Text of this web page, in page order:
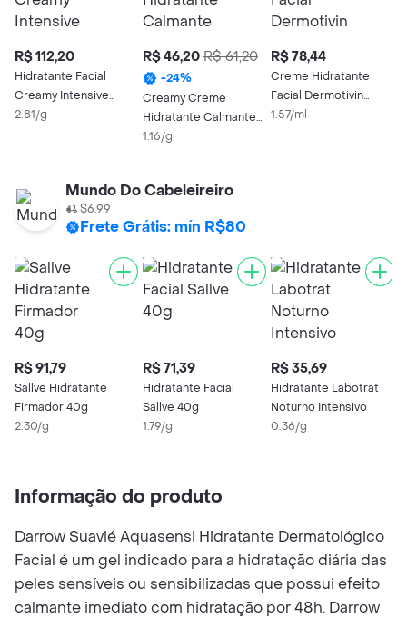
R$ 112,20
Hidratante Facial
Creamy Intensive
Repair 40g
2.81/g
R$ 46,20 R$ 61,20
-24%
Creamy Creme
Hidratante Calmante
40g
1.16/g
R$ 78,44
Creme Hidratante
Facial Dermotivin
Benzac Oil Control
1.57/ml
Mundo Do Cabeleireiro
$6.99
Frete Grátis: mín R$80
R$ 91,79
Sallve Hidratante
Firmador 40g
2.30/g
R$ 71,39
Hidratante Facial
Sallve 40g
1.79/g
R$ 35,69
Hidratante Labotrat
Noturno Intensivo
0.36/g
Informação do produto
Darrow Suavié Aquasensi Hidratante Dermatológico
Facial é um gel indicado para a hidratação diária das
peles sensíveis ou sensibilizadas que possui efeito
calmante imediato com hidratação por 48h. Darrow